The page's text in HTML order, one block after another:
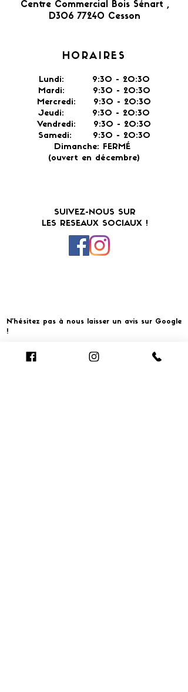
Centre Commercial Bois Sénart ,
D306 77240 Cesson​
HORAIRES
Lundi: 9:30 - 20:30
Mardi: 9:30 - 20:30
Mercredi: 9:30 - 20:30
Jeudi: 9:30 - 20:30
Vendredi: 9:30 - 20:30
Samedi: 9:30 - 20:30
Dimanche: FERMÉ
(ouvert en décembre)
SUIVEZ-NOUS SUR
LES RESEAUX SOCIAUX !
N'hésitez pas à nous laisser un avis sur Google
!